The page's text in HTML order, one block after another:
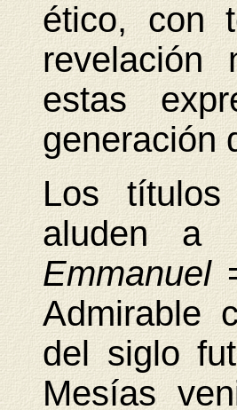
ético, con
revelación
estas
generación
Los títulos
aluden a
Emmanuel
Admirable
del siglo
Mesías